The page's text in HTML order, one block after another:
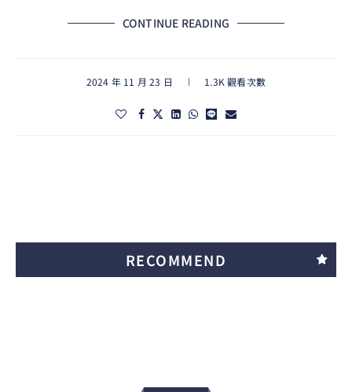
CONTINUE READING
2024 年 11 月 23 日 1.3K 觀看次數
RECOMMEND